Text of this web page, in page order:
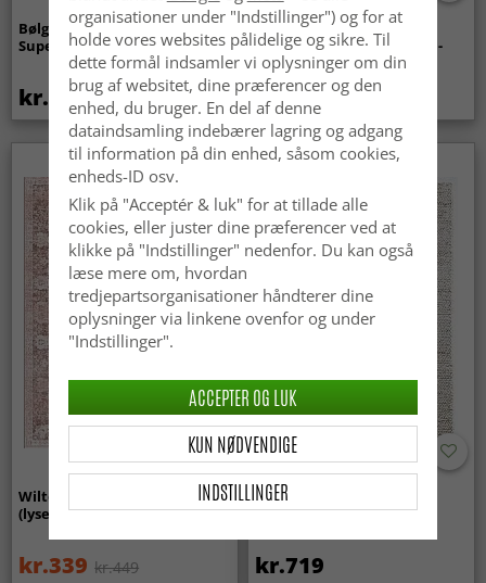
Bølget ryatæppe - Aranga
Super Soft Fur (beige)
kr.369
Tæpper til
indendørs/udendørs brug -
Arlo (beige)
kr.449
Wilton-tæppe - Gombalia
(lyserød)
kr.339 kr.449
Uldtæppe - Avafors Wool
Bubble (natural)
kr.719
organisationer under "Indstillinger") og for at
holde vores websites pålidelige og sikre. Til
dette formål indsamler vi oplysninger om din
brug af websitet, dine præferencer og den
enhed, du bruger. En del af denne
dataindsamling indebærer lagring og adgang
til information på din enhed, såsom cookies,
enheds-ID osv.
Klik på "Acceptér & luk" for at tillade alle
cookies, eller juster dine præferencer ved at
klikke på "Indstillinger" nedenfor. Du kan også
læse mere om, hvordan
tredjepartsorganisationer håndterer dine
oplysninger via linkene ovenfor og under
"Indstillinger".
INDSTILLINGER
KUN NØDVENDIGE
ACCEPTER OG LUK